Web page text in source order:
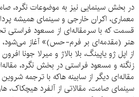
در بخش سینمایی نیز به موضوعات نگره،
معماری، اکران خارجی و سینمای همیشه
قسمت که با سرمقاله‌ای از مسعود فراستی
هنر (مقدمه‌ای بر فرم-حس)» آغاز می‌شود،
از اپل ژو یاپینگ، بلا بالاژ و میرلا جونا
زنگنه و مسعود فراستی در بخش نگره،
مقاله‌ای دیگر از سابینه هاکه با ترجمه
سینمای صامت، مقالاتی از آلفرد هیچکاک،